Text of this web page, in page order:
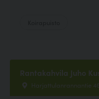
Rantakahvila Juho
Harjattulanrannantie